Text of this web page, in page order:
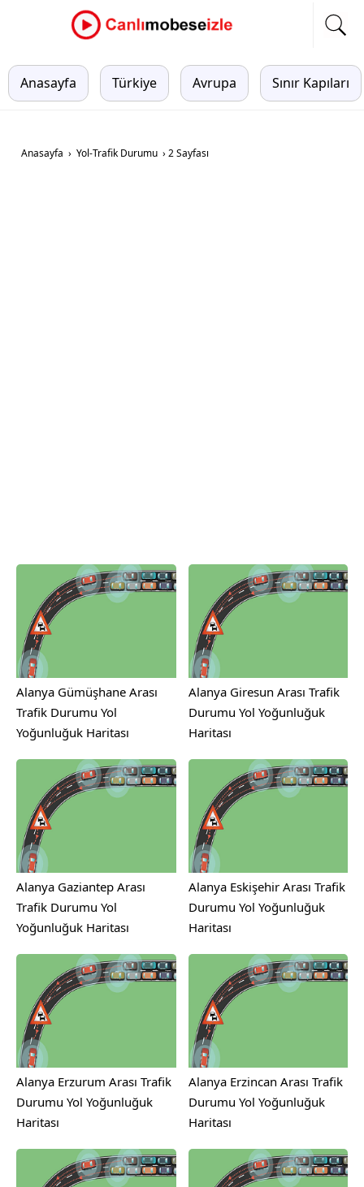
Anasayfa Türkiye Avrupa Sınır Kapıları
Anasayfa › Yol-Trafik Durumu › 2 Sayfası
Alanya Gümüşhane Arası
Trafik Durumu Yol
Yoğunluğuk Haritası
Alanya Giresun Arası Trafik
Durumu Yol Yoğunluğuk
Haritası
Alanya Gaziantep Arası
Trafik Durumu Yol
Yoğunluğuk Haritası
Alanya Eskişehir Arası Trafik
Durumu Yol Yoğunluğuk
Haritası
Alanya Erzurum Arası Trafik
Durumu Yol Yoğunluğuk
Haritası
Alanya Erzincan Arası Trafik
Durumu Yol Yoğunluğuk
Haritası